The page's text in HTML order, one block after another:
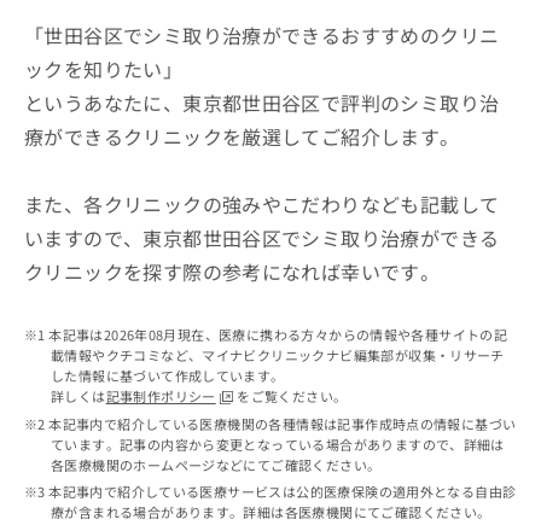
「世田谷区でシミ取り治療ができるおすすめのクリニ
ックを知りたい」
というあなたに、東京都世田谷区で評判のシミ取り治
療ができるクリニックを厳選してご紹介します。
また、各クリニックの強みやこだわりなども記載して
いますので、東京都世田谷区でシミ取り治療ができる
クリニックを探す際の参考になれば幸いです。
本記事は2026年08月現在、医療に携わる方々からの情報や各種サイトの記
載情報やクチコミなど、マイナビクリニックナビ編集部が収集・リサーチ
した情報に基づいて作成しています。
詳しくは記事制作ポリシー
をご覧ください。
本記事内で紹介している医療機関の各種情報は記事作成時点の情報に基づい
ています。記事の内容から変更となっている場合がありますので、詳細は
各医療機関のホームページなどにてご確認ください。
本記事内で紹介している医療サービスは公的医療保険の適用外となる自由診
療が含まれる場合があります。詳細は各医療機関にてご確認ください。
ビ
関
す
る
お
い
わ
せ
ち
らは
マイ
ナビ
クリ
ニッ
ら
広
告
出
の
問
い
せ
ち
資
広
告
代
店
方
は
ち
広
稿